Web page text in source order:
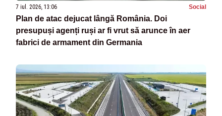
7 iul. 2026, 13:06 Social
Plan de atac dejucat lângă România. Doi
presupuși agenți ruși ar fi vrut să arunce în aer
fabrici de armament din Germania